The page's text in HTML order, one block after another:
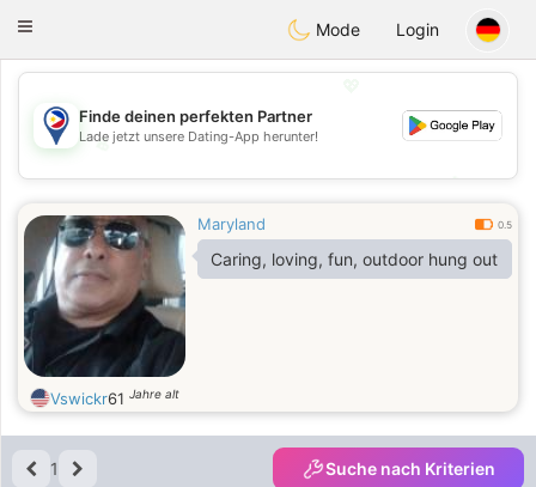
Philippines Chat
Toggle
Mode Login
💖
💕
Finde deinen perfekten Partner
Lade jetzt unsere Dating-App herunter!
Maryland 0.5
Caring, loving, fun, outdoor hung out
Vswickr61 Jahre alt
1 Suche nach Kriterien